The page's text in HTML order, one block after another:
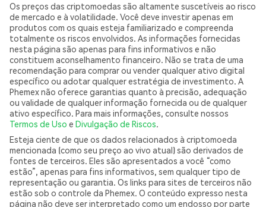
Os preços das criptomoedas são altamente suscetíveis ao risco
de mercado e à volatilidade. Você deve investir apenas em
produtos com os quais esteja familiarizado e compreenda
totalmente os riscos envolvidos. As informações fornecidas
nesta página são apenas para fins informativos e não
constituem aconselhamento financeiro. Não se trata de uma
recomendação para comprar ou vender qualquer ativo digital
específico ou adotar qualquer estratégia de investimento. A
Phemex não oferece garantias quanto à precisão, adequação
ou validade de qualquer informação fornecida ou de qualquer
ativo específico. Para mais informações, consulte nossos
Termos de Uso e Divulgação de Riscos.
Esteja ciente de que os dados relacionados à criptomoeda
mencionada (como seu preço ao vivo atual) são derivados de
fontes de terceiros. Eles são apresentados a você “como
estão”, apenas para fins informativos, sem qualquer tipo de
representação ou garantia. Os links para sites de terceiros não
estão sob o controle da Phemex. O conteúdo expresso nesta
página não deve ser interpretado como um endosso por parte